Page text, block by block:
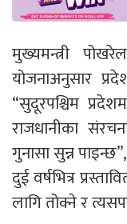
मुख्यमन्त्री
योजनाअनुसार
“सुदूरपश्चिम
राजधानीका
गुनासा सुन्न
दुई वर्षभित्र
लागि तोक्ने र